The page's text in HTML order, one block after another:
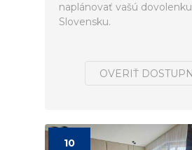
naplánovať vašú
Slovensku.
OVERIŤ
10